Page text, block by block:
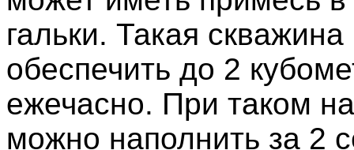
гальки. Такая
обеспечить до 2
ежечасно. При таком
можно наполнить за 2